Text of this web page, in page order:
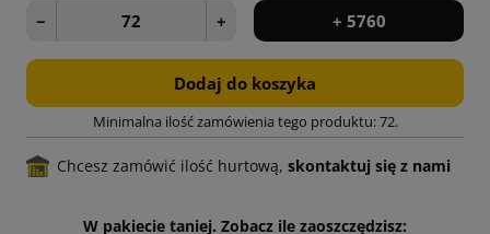
− + + 5760
Dodaj do koszyka
Minimalna ilość zamówienia tego produktu: 72.
Chcesz zamówić ilość hurtową, skontaktuj się z nami
W pakiecie taniej. Zobacz ile zaoszczędzisz: